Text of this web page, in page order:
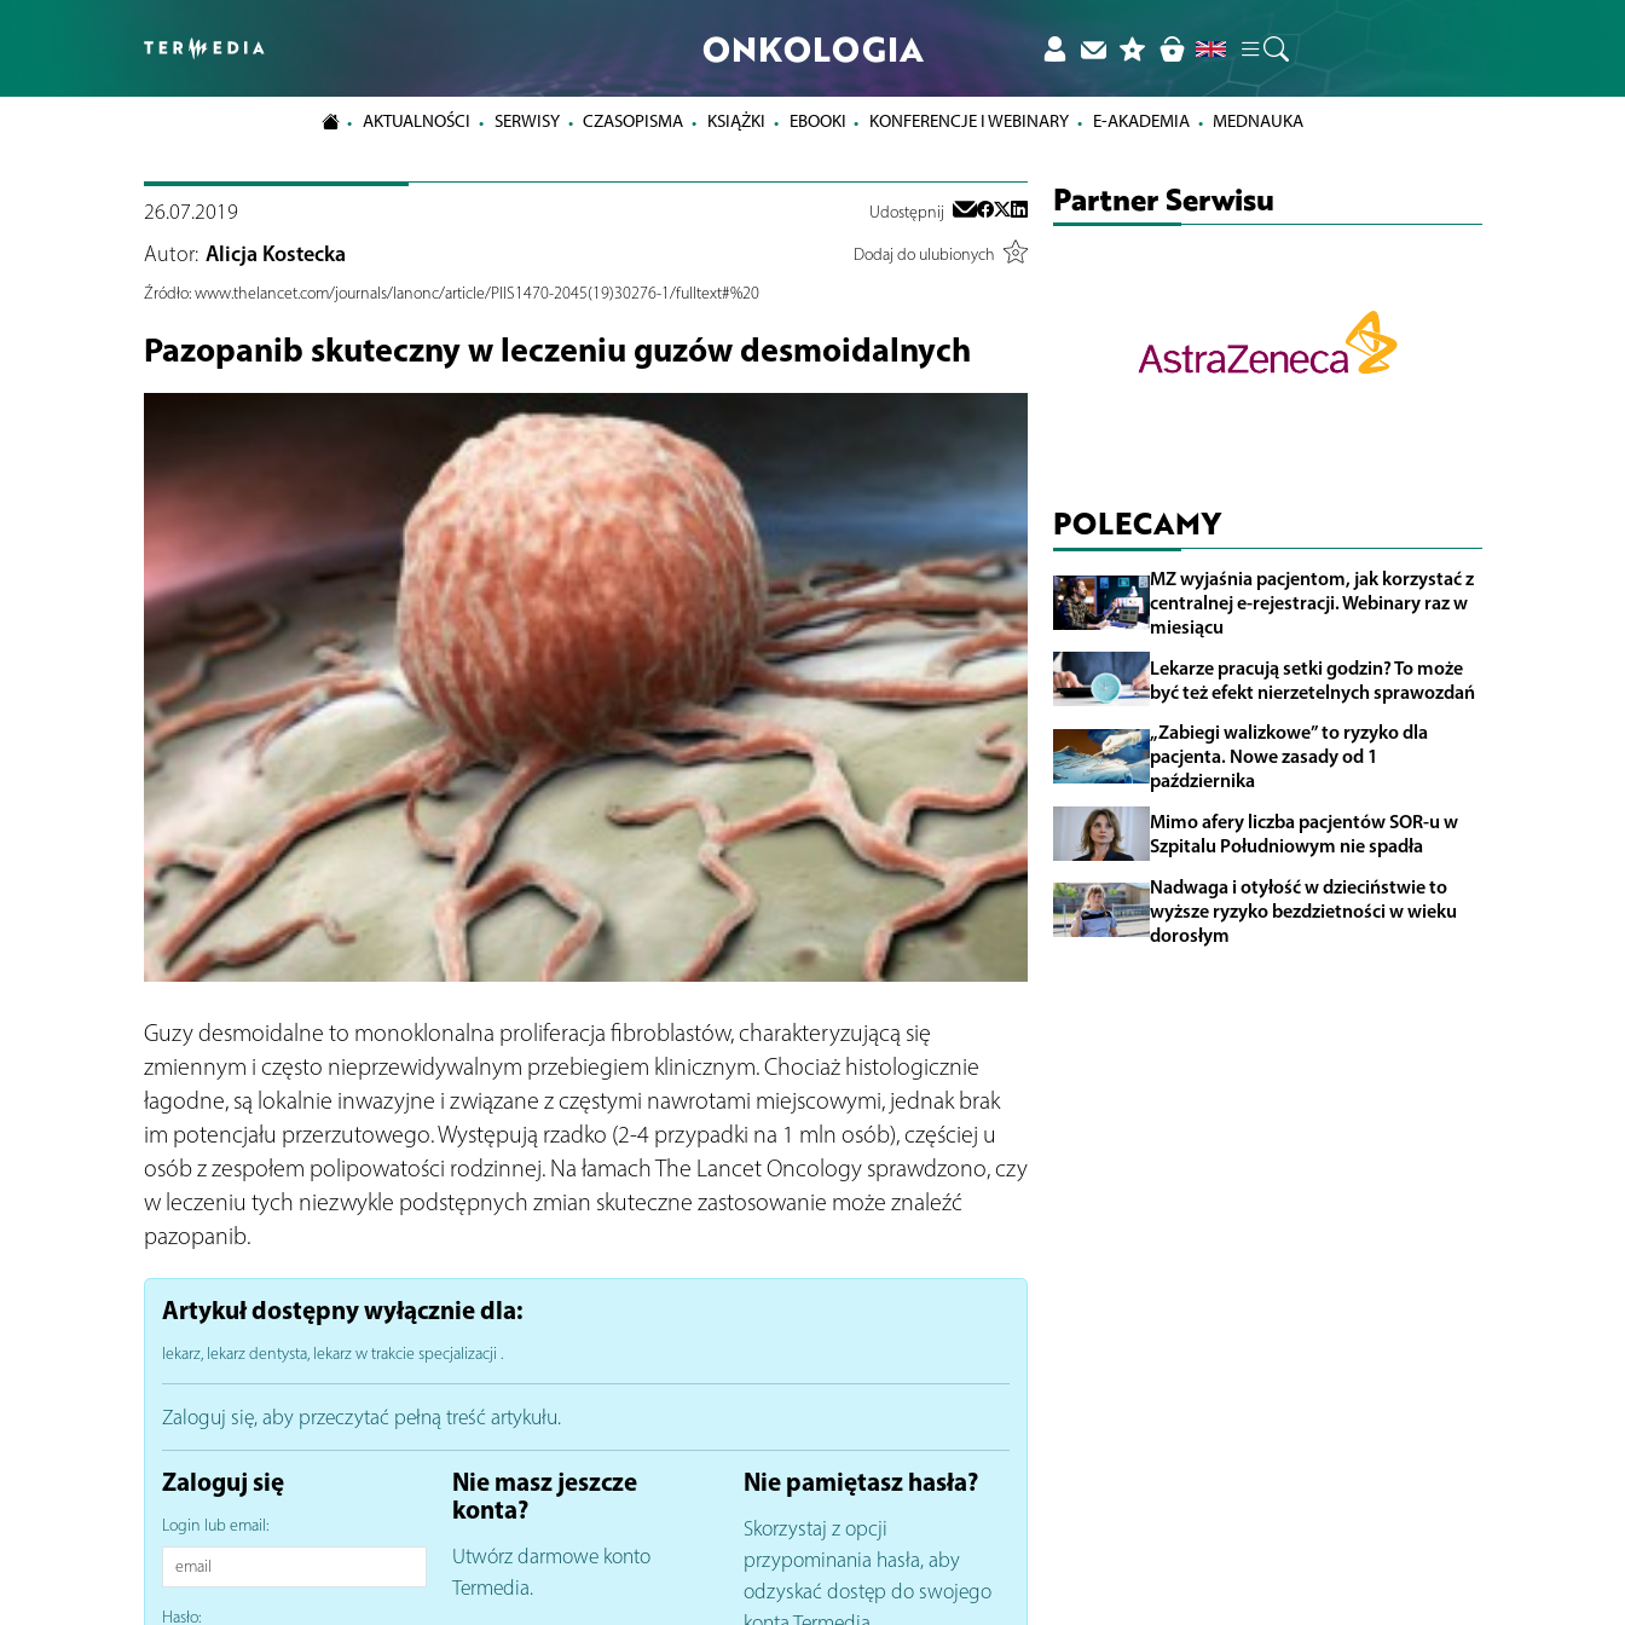
ONKOLOGIA
AKTUALNOŚCI SERWISY CZASOPISMA KSIĄŻKI EBOOKI KONFERENCJE I WEBINARY E-AKADEMIA MEDNAUKA
26.07.2019 Udostępnij
Autor: Alicja Kostecka
Dodaj do ulubionych
Źródło:www.thelancet.com/journals/lanonc/article/PIIS1470-2045(19)30276-1/fulltext#%20
Pazopanib skuteczny w leczeniu guzów desmoidalnych
Guzy desmoidalne to monoklonalna proliferacja fibroblastów, charakteryzującą się
zmiennym i często nieprzewidywalnym przebiegiem klinicznym. Chociaż histologicznie
łagodne, są lokalnie inwazyjne i związane z częstymi nawrotami miejscowymi, jednak brak
im potencjału przerzutowego. Występują rzadko (2-4 przypadki na 1 mln osób), częściej u
osób z zespołem polipowatości rodzinnej. Na łamach The Lancet Oncology sprawdzono, czy
w leczeniu tych niezwykle podstępnych zmian skuteczne zastosowanie może znaleźć
pazopanib.
Artykuł dostępny wyłącznie dla:
lekarz, lekarz dentysta, lekarz w trakcie specjalizacji .
Zaloguj się, aby przeczytać pełną treść artykułu.
Zaloguj się
Login lub email:
Hasło:
Nie masz jeszcze
konta?
Utwórz darmowe konto
Termedia.
Nie pamiętasz hasła?
Skorzystaj z opcji
przypominania hasła, aby
odzyskać dostęp do swojego
Partner Serwisu
POLECAMY
MZ wyjaśnia pacjentom, jak korzystać z
centralnej e-rejestracji. Webinary raz w
miesiącu
Lekarze pracują setki godzin? To może
być też efekt nierzetelnych sprawozdań
„Zabiegi walizkowe” to ryzyko dla
pacjenta. Nowe zasady od 1
października
Mimo afery liczba pacjentów SOR-u w
Szpitalu Południowym nie spadła
Nadwaga i otyłość w dzieciństwie to
wyższe ryzyko bezdzietności w wieku
dorosłym